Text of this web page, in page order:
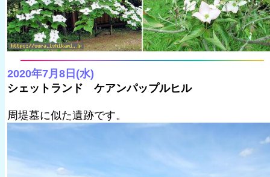
2020年7月8日(水)
シェットランド ケアンパップルヒル
周堤墓に似た遺跡です。